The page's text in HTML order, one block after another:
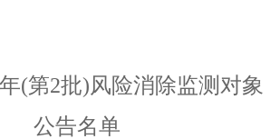
(第2批)风险消除监测对象
公告名单